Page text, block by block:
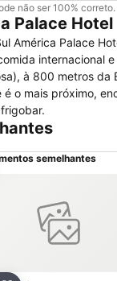
não ser 100% correto.
Palace Hotel
América Palace
internacional
à 800 metros
se a 8 km de distância.
semelhantes